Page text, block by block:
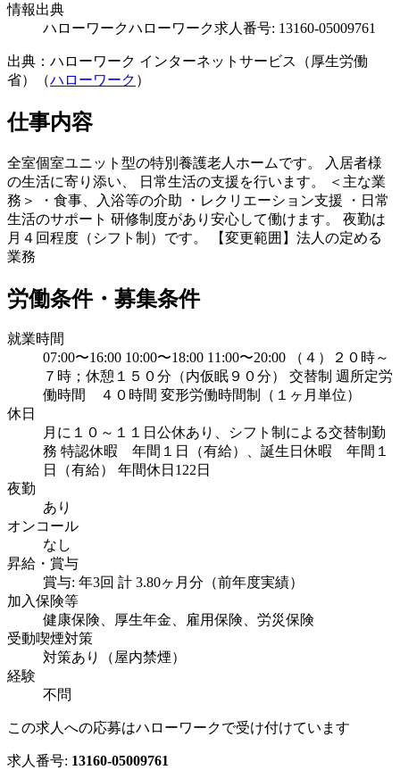
情報出典
ハローワークハローワーク求人番号: 13160-05009761
出典：ハローワーク インターネットサービス（厚生労働
省）（ハローワーク ）
仕事内容
全室個室ユニット型の特別養護老人ホームです。 入居者様
の生活に寄り添い、 日常生活の支援を行います。 ＜主な業
務＞ ・食事、入浴等の介助 ・レクリエーション支援 ・日常
生活のサポート 研修制度があり安心して働けます。 夜勤は
月４回程度（シフト制）です。 【変更範囲】法人の定める
業務
労働条件・募集条件
就業時間
07:00〜16:00 10:00〜18:00 11:00〜20:00 （４）２０時～
７時；休憩１５０分（内仮眠９０分） 交替制 週所定労
働時間 ４０時間 変形労働時間制（１ヶ月単位）
休日
月に１０～１１日公休あり、シフト制による交替制勤
務 特認休暇 年間１日（有給）、誕生日休暇 年間１
日（有給） 年間休日122日
夜勤
あり
オンコール
なし
昇給・賞与
賞与: 年3回 計 3.80ヶ月分（前年度実績）
加入保険等
健康保険、厚生年金、雇用保険、労災保険
受動喫煙対策
対策あり（屋内禁煙）
経験
不問
この求人への応募はハローワークで受け付けています
求人番号: 13160-05009761